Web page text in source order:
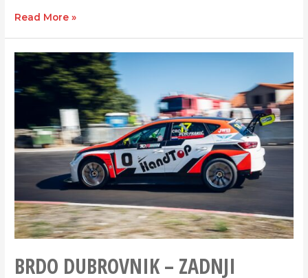
Read More »
BRDO DUBROVNIK – ZADNJI